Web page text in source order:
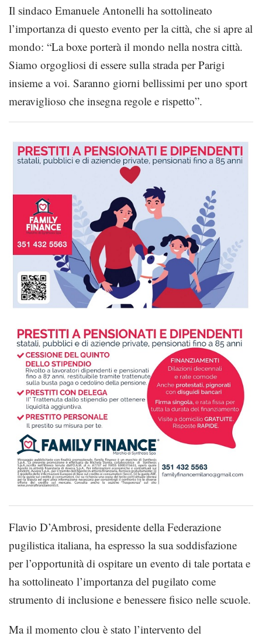
Il sindaco Emanuele Antonelli ha sottolineato
l’importanza di questo evento per la città, che si apre al
mondo: “La boxe porterà il mondo nella nostra città.
Siamo orgogliosi di essere sulla strada per Parigi
insieme a voi. Saranno giorni bellissimi per uno sport
meraviglioso che insegna regole e rispetto”.
Flavio D’Ambrosi, presidente della Federazione
pugilistica italiana, ha espresso la sua soddisfazione
per l’opportunità di ospitare un evento di tale portata e
ha sottolineato l’importanza del pugilato come
strumento di inclusione e benessere fisico nelle scuole.
Ma il momento clou è stato l’intervento del